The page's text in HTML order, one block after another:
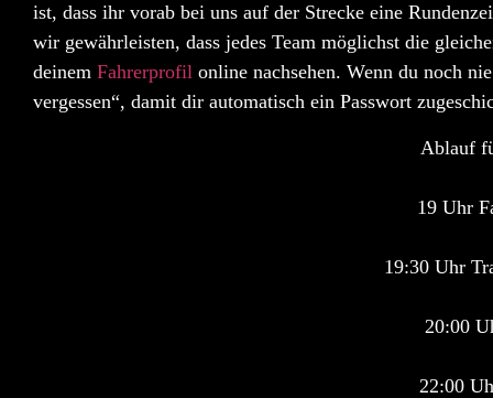
ist, dass ihr vorab bei uns auf der Strecke eine
wir gewährleisten, dass jedes Team möglichst die
deinem Fahrerprofil online nachsehen. Wenn du noch
vergessen“, damit dir automatisch ein Passwort
Ablauf
19 Uhr
19:30 Uhr
20:00
22:00